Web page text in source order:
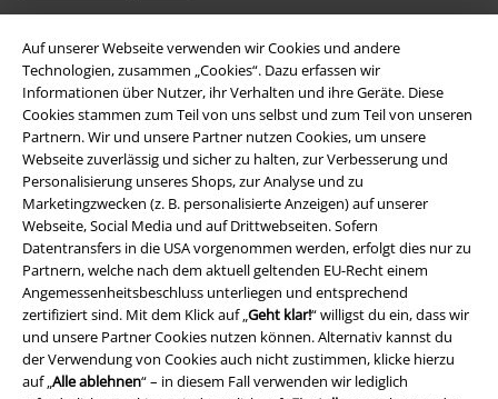
Auf unserer Webseite verwenden wir Cookies und andere
Technologien, zusammen „Cookies“. Dazu erfassen wir
Informationen über Nutzer, ihr Verhalten und ihre Geräte. Diese
Cookies stammen zum Teil von uns selbst und zum Teil von unseren
Partnern. Wir und unsere Partner nutzen Cookies, um unsere
Webseite zuverlässig und sicher zu halten, zur Verbesserung und
Personalisierung unseres Shops, zur Analyse und zu
Marketingzwecken (z. B. personalisierte Anzeigen) auf unserer
Webseite, Social Media und auf Drittwebseiten. Sofern
Datentransfers in die USA vorgenommen werden, erfolgt dies nur zu
Partnern, welche nach dem aktuell geltenden EU-Recht einem
Angemessenheitsbeschluss unterliegen und entsprechend
zertifiziert sind. Mit dem Klick auf „Geht klar!“ willigst du ein, dass wir
und unsere Partner Cookies nutzen können. Alternativ kannst du
der Verwendung von Cookies auch nicht zustimmen, klicke hierzu
auf „Alle ablehnen“ – in diesem Fall verwenden wir lediglich
Über EMP
EMP Events
Partnerprogramm
EMP Stores
Nachhaltigkeit
Jobs bei EMP